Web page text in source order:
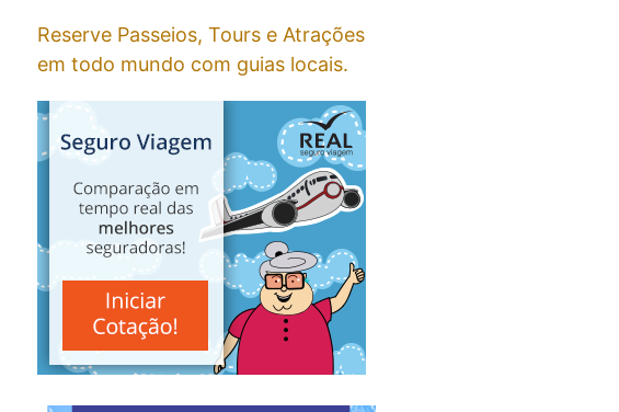
Reserve Passeios, Tours e Atrações
em todo mundo com guias locais.